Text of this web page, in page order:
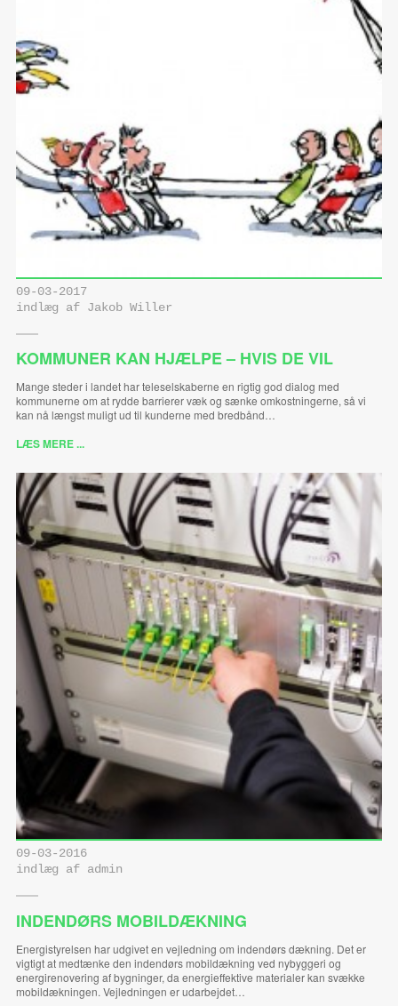
09-03-2017
indlæg af Jakob Willer
KOMMUNER KAN HJÆLPE – HVIS DE VIL
Mange steder i landet har teleselskaberne en rigtig god dialog med
kommunerne om at rydde barrierer væk og sænke omkostningerne, så vi
kan nå længst muligt ud til kunderne med bredbånd…
LÆS MERE ...
09-03-2016
indlæg af admin
INDENDØRS MOBILDÆKNING
Energistyrelsen har udgivet en vejledning om indendørs dækning. Det er
vigtigt at medtænke den indendørs mobildækning ved nybyggeri og
energirenovering af bygninger, da energieffektive materialer kan svække
mobildækningen. Vejledningen er udarbejdet…